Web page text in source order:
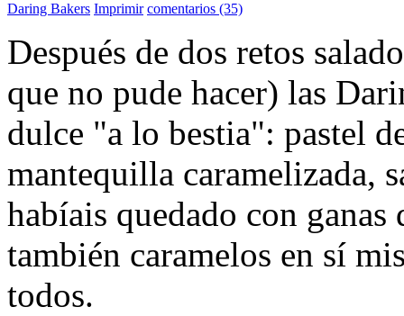
Daring Bakers Imprimir comentarios (35)
Después de dos retos
que no pude hacer) las
dulce "a lo bestia": pastel
mantequilla caramelizada,
habíais quedado con
también caramelos en sí
todos.